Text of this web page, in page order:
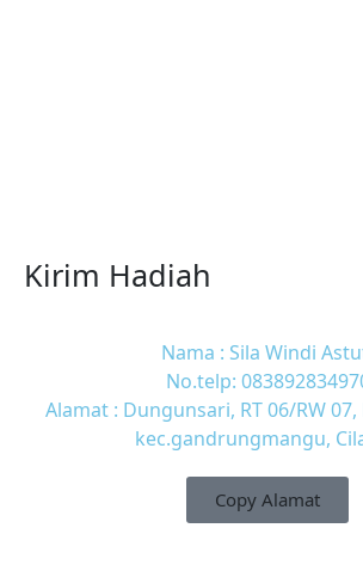
Kirim Hadiah
Nama : Sila Windi
No.telp:
Alamat : Dungunsari, RT 06/RW 07,
kec.gandrungmangu,
Copy Alamat